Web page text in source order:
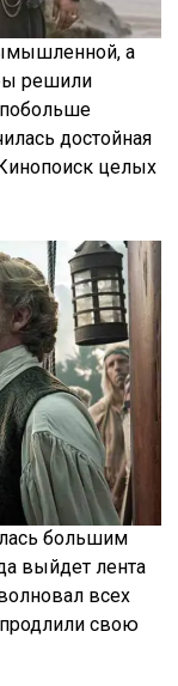
а
решили
достойная
Кинопоиск целых
большим
выйдет лента
всех
свою